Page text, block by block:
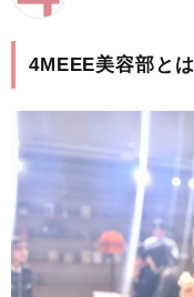
4MEEE美容部とは